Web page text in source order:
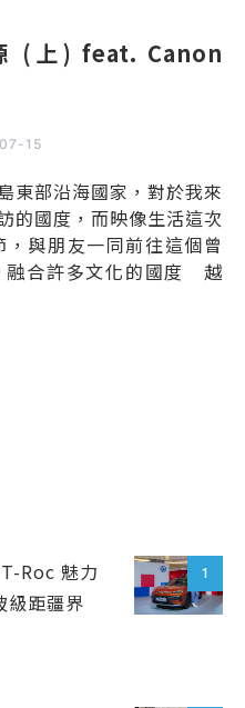
(上) feat. Canon
15
部沿海國家，對於我來
的國度，而映像生活這次
與朋友一同前往這個曾
融合許多文化的國度 越
1
Roc 魅力
級距疆界